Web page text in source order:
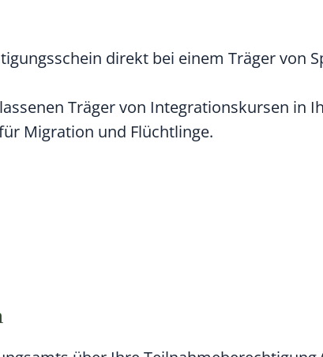
direkt bei einem Träger von
Träger von Integrationskursen in
Migration und Flüchtlinge.